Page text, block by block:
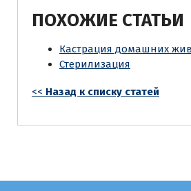
ПОХОЖИЕ СТАТЬИ
Кастрация домашних
Стерилизация
<< Назад к списку статей